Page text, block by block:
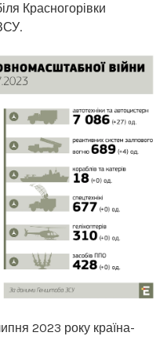
Красногорівки
2023 року країна-